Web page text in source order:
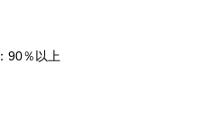
90％以上